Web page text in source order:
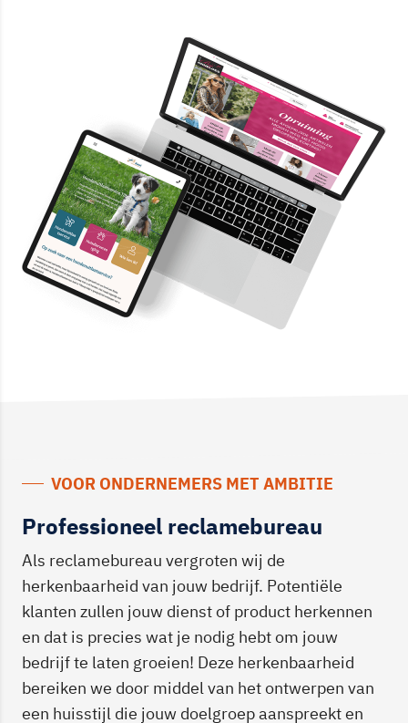
VOOR ONDERNEMERS MET AMBITIE
Professioneel reclamebureau
Als reclamebureau vergroten wij de
herkenbaarheid van jouw bedrijf. Potentiële
klanten zullen jouw dienst of product herkennen
en dat is precies wat je nodig hebt om jouw
bedrijf te laten groeien! Deze herkenbaarheid
bereiken we door middel van het ontwerpen van
een huisstijl die jouw doelgroep aanspreekt en